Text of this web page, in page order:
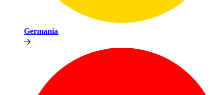
Germania​​